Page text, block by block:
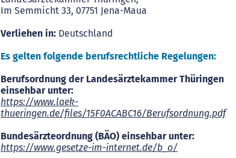
Im Semmicht 33, 07751 Jena-Maua
Verliehen in: Deutschland
Es gelten folgende berufsrechtliche Regelungen:
Berufsordnung der Landesärztekammer Thüringen
einsehbar unter:
https://www.laek-
thueringen.de/files/15F0ACABC16/Berufsordnung.pdf
Bundesärzteordnung (BÄO) einsehbar unter:
https://www.gesetze-im-internet.de/b_o/